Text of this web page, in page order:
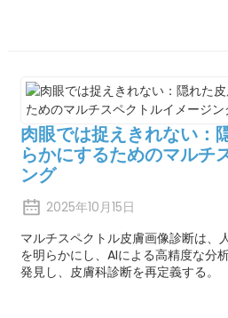
肉眼では捉えきれない：
らかにするためのマルチ
ング
2025年10月15日
マルチスペクトル皮膚画像診断は、
を明らかにし、AIによる高精度な分
発見し、皮膚科診断を再定義する。